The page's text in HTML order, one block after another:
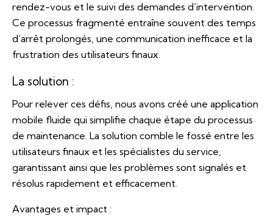
rendez-vous et le suivi des demandes d’intervention.
Ce processus fragmenté entraîne souvent des temps
d’arrêt prolongés, une communication inefficace et la
frustration des utilisateurs finaux.
La solution :
Pour relever ces défis, nous avons créé une application
mobile fluide qui simplifie chaque étape du processus
de maintenance. La solution comble le fossé entre les
utilisateurs finaux et les spécialistes du service,
garantissant ainsi que les problèmes sont signalés et
résolus rapidement et efficacement.
Avantages et impact :